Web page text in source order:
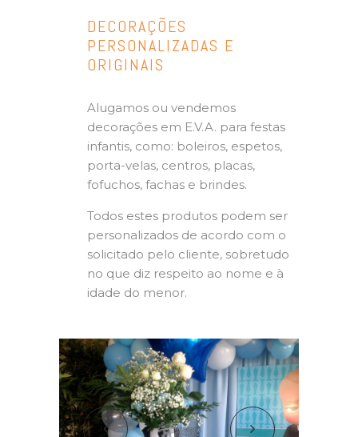
DECORAÇÕES
PERSONALIZADAS E
ORIGINAIS
Alugamos ou vendemos
decorações em E.V.A. para festas
infantis, como: boleiros, espetos,
porta-velas, centros, placas,
fofuchos, fachas e brindes.
Todos estes produtos podem ser
personalizados de acordo com o
solicitado pelo cliente, sobretudo
no que diz respeito ao nome e à
idade do menor.